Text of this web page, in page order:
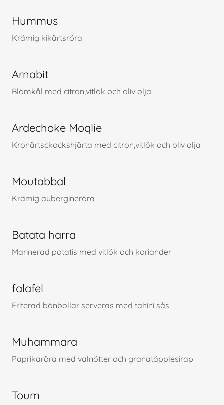
Hummus
Krämig kikärtsröra
Arnabit
Blömkål med citron,vitlök och oliv olja
Ardechoke Moqlie
Kronärtsckockshjärta med citron,vitlök och oliv olja
Moutabbal
Krämig aubergineröra
Batata harra
Marinerad potatis med vitlök och koriander
falafel
Friterad bönbollar serveras med tahini sås
Muhammara
Paprikaröra med valnötter och granatäpplesirap
Toum